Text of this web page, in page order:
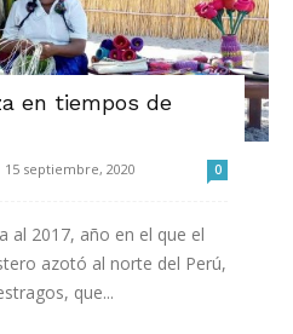
en tiempos de
15 septiembre, 2020 0
al 2017, año en el que el
azotó al norte del Perú,
que...